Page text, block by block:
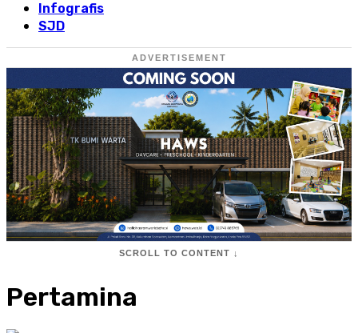
Infografis
SJD
ADVERTISEMENT
SCROLL TO CONTENT ↓
Pertamina